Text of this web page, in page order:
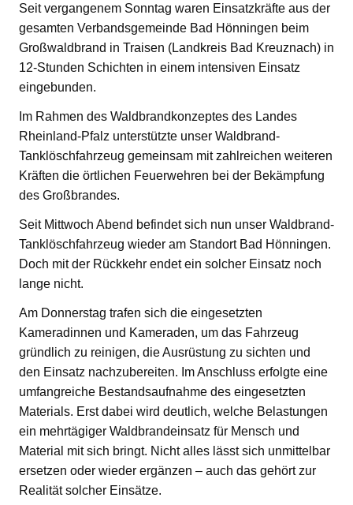
Seit vergangenem Sonntag waren Einsatzkräfte aus der
gesamten Verbandsgemeinde Bad Hönningen beim
Großwaldbrand in Traisen (Landkreis Bad Kreuznach) in
12-Stunden Schichten in einem intensiven Einsatz
eingebunden.
Im Rahmen des Waldbrandkonzeptes des Landes
Rheinland-Pfalz unterstützte unser Waldbrand-
Tanklöschfahrzeug gemeinsam mit zahlreichen weiteren
Kräften die örtlichen Feuerwehren bei der Bekämpfung
des Großbrandes.
Seit Mittwoch Abend befindet sich nun unser Waldbrand-
Tanklöschfahrzeug wieder am Standort Bad Hönningen.
Doch mit der Rückkehr endet ein solcher Einsatz noch
lange nicht.
Am Donnerstag trafen sich die eingesetzten
Kameradinnen und Kameraden, um das Fahrzeug
gründlich zu reinigen, die Ausrüstung zu sichten und
den Einsatz nachzubereiten. Im Anschluss erfolgte eine
umfangreiche Bestandsaufnahme des eingesetzten
Materials. Erst dabei wird deutlich, welche Belastungen
ein mehrtägiger Waldbrandeinsatz für Mensch und
Material mit sich bringt. Nicht alles lässt sich unmittelbar
ersetzen oder wieder ergänzen – auch das gehört zur
Realität solcher Einsätze.